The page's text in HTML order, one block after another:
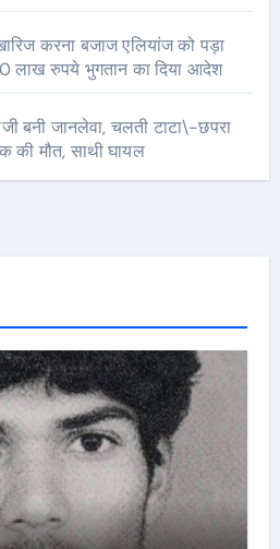
करना बजाज एलियांज को पड़ा
लाख रुपये भुगतान का दिया आदेश
बनी जानलेवा, चलती टाटा\-छपरा
मौत, साथी घायल